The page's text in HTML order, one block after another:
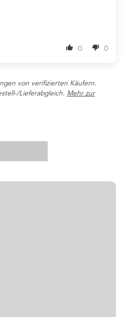
0 0
von verifizierten Käufern.
Lieferabgleich. Mehr zur